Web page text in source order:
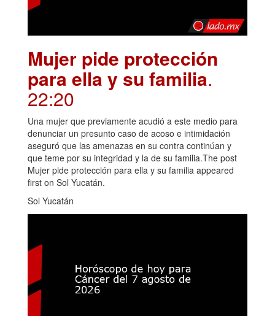
Mujer pide protección
para ella y su familia.
22:20
Una mujer que previamente acudió a este medio para
denunciar un presunto caso de acoso e intimidación
aseguró que las amenazas en su contra continúan y
que teme por su integridad y la de su familia.The post
Mujer pide protección para ella y su familia appeared
first on Sol Yucatán.
Sol Yucatán